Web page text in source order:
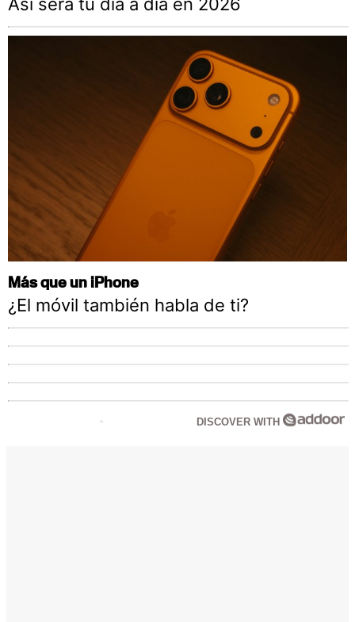
Así será tu día a día en 2026
Más que un iPhone
¿El móvil también habla de ti?
DISCOVER WITH